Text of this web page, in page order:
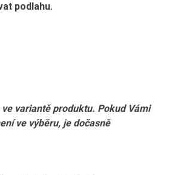
podlahu.
variantě produktu. Pokud Vámi
ve výběru, je dočasně